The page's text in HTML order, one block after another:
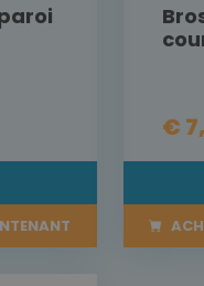
€